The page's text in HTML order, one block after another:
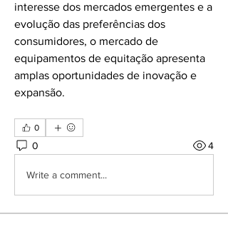
interesse dos mercados emergentes e a
evolução das preferências dos
consumidores, o mercado de
equipamentos de equitação apresenta
amplas oportunidades de inovação e
expansão.
0
0 4
Write a comment...